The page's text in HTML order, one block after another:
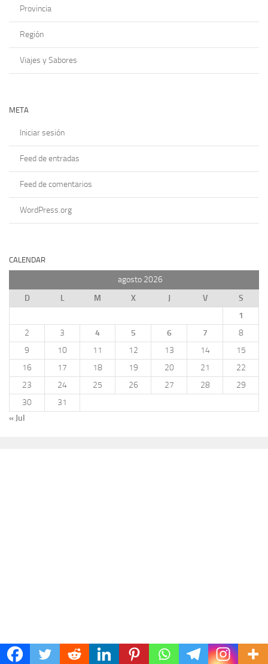
Provincia
Región
Viajes y Sabores
META
Iniciar sesión
Feed de entradas
Feed de comentarios
WordPress.org
CALENDAR
agosto 2026
D
L M X J V
S
1
2
3 4 5 6 7
8
9
10 11 12 13 14
15
16
17 18 19 20 21
22
23
24 25 26 27 28
29
30
31
« Jul